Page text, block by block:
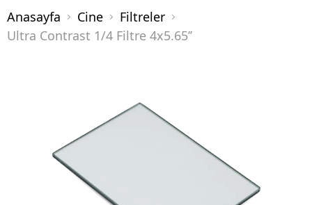
Anasayfa Cine
Filtreler
Ultra Contrast 1/4 Filtre 4x5.65’’